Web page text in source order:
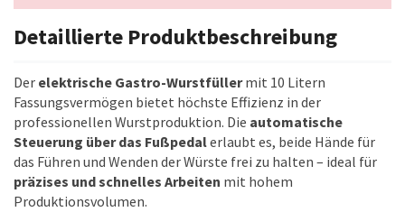
Detaillierte Produktbeschreibung
Der elektrische Gastro-Wurstfüllermit 10 Litern
Fassungsvermögen bietet höchste Effizienz in der
professionellen Wurstproduktion. Die automatische
Steuerung über das Fußpedalerlaubt es, beide Hände für
das Führen und Wenden der Würste frei zu halten – ideal für
präzises und schnelles Arbeiten mit hohem
Produktionsvolumen.